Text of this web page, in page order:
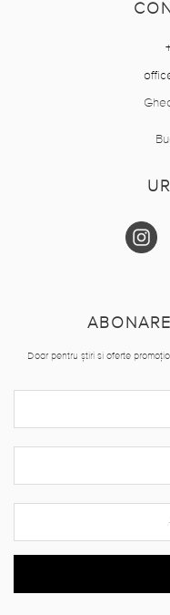
Doar pentru știri si oferte